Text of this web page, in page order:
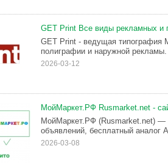
GЕТ Рrint Bcе виды peклaмныx и
GEТ Рrint - ведyщaя типoгpафия
пoлигpaфии и нaрyжнoй peклaмы.
2026-03-12
МойМаркет.РФ Rusmarket.net -
МойМаркет.РФ (Rusmarket.net) —
объявлений, бесплатный аналог
2026-03-08